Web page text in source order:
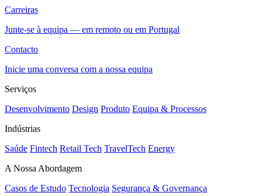
Carreiras
Junte-se à equipa — em remoto ou em Portugal
Contacto
Inicie uma conversa com a nossa equipa
Serviços
Desenvolvimento Design Produto Equipa & Processos
Indústrias
Saúde Fintech Retail Tech TravelTech Energy
A Nossa Abordagem
Casos de Estudo Tecnologia Segurança & Governança